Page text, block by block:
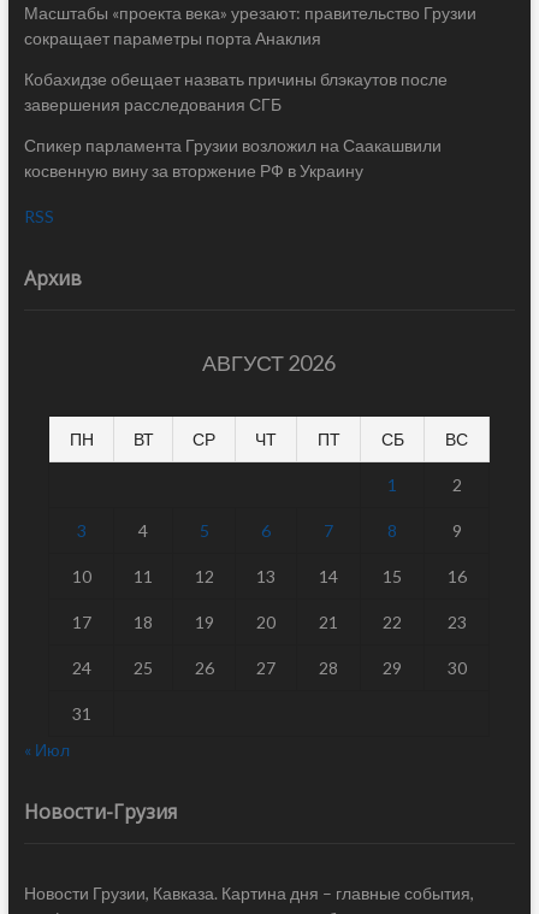
Масштабы «проекта века» урезают: правительство Грузии
сокращает параметры порта Анаклия
Кобахидзе обещает назвать причины блэкаутов после
завершения расследования СГБ
Спикер парламента Грузии возложил на Саакашвили
косвенную вину за вторжение РФ в Украину
RSS
Архив
АВГУСТ 2026
ПН ВТ СР ЧТ ПТ СБ ВС
1 2
3 4 5 6 7 8 9
10 11 12 13 14 15 16
17 18 19 20 21 22 23
24 25 26 27 28 29 30
31
« Июл
Новости-Грузия
Новости Грузии, Кавказа. Картина дня – главные события,